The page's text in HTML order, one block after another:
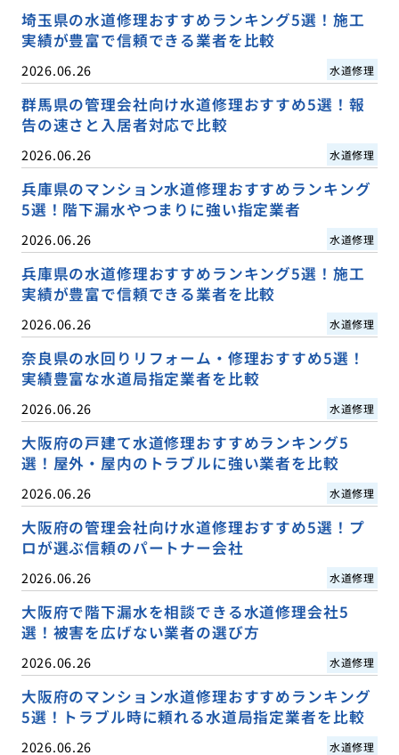
埼玉県の水道修理おすすめランキング5選！施工
実績が豊富で信頼できる業者を比較
2026.06.26 水道修理
群馬県の管理会社向け水道修理おすすめ5選！報
告の速さと入居者対応で比較
2026.06.26 水道修理
兵庫県のマンション水道修理おすすめランキング
5選！階下漏水やつまりに強い指定業者
2026.06.26 水道修理
兵庫県の水道修理おすすめランキング5選！施工
実績が豊富で信頼できる業者を比較
2026.06.26 水道修理
奈良県の水回りリフォーム・修理おすすめ5選！
実績豊富な水道局指定業者を比較
2026.06.26 水道修理
大阪府の戸建て水道修理おすすめランキング5
選！屋外・屋内のトラブルに強い業者を比較
2026.06.26 水道修理
大阪府の管理会社向け水道修理おすすめ5選！プ
ロが選ぶ信頼のパートナー会社
2026.06.26 水道修理
大阪府で階下漏水を相談できる水道修理会社5
選！被害を広げない業者の選び方
2026.06.26 水道修理
大阪府のマンション水道修理おすすめランキング
5選！トラブル時に頼れる水道局指定業者を比較
2026.06.26 水道修理